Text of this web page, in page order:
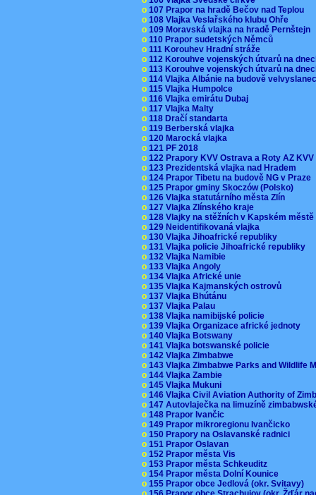
o 107 Prapor na hradě Bečov nad Teplou
o 108 Vlajka Veslařského klubu Ohře
o 109 Moravská vlajka na hradě Pernštejn
o 110 Prapor sudetských Němců
o 111 Korouhev Hradní stráže
o 112 Korouhve vojenských útvarů na
o 113 Korouhve vojenských útvarů na
o 114 Vlajka Albánie na budově
o 115 Vlajka Humpolce
o 116 Vlajka emirátu Dubaj
o 117 Vlajka Malty
o 118 Dračí standarta
o 119 Berberská vlajka
o 120 Marocká vlajka
o 121 PF 2018
o 122 Prapory KVV Ostrava a Roty AZ
o 123 Prezidentská vlajka nad Hradem
o 124 Prapor Tibetu na budově NG v Praze
o 125 Prapor gminy Skoczów (Polsko)
o 126 Vlajka statutárního města Zlín
o 127 Vlajka Zlínského kraje
o 128 Vlajky na stěžních v Kapském
o 129 Neidentifikovaná vlajka
o 130 Vlajka Jihoafrické republiky
o 131 Vlajka policie Jihoafrické republiky
o 132 Vlajka Namibie
o 133 Vlajka Angoly
o 134 Vlajka Africké unie
o 135 Vlajka Kajmanských ostrovů
o 137 Vlajka Bhútánu
o 137 Vlajka Palau
o 138 Vlajka namibijské policie
o 139 Vlajka Organizace africké jednoty
o 140 Vlajka Botswany
o 141 Vlajka botswanské policie
o 142 Vlajka Zimbabwe
o 143 Vlajka Zimbabwe Parks and Wildlife
o 144 Vlajka Zambie
o 145 Vlajka Mukuni
o 146 Vlajka Civil Aviation Authority of
o 147 Autovlaječka na limuzíně
o 148 Prapor Ivančic
o 149 Prapor mikroregionu Ivančicko
o 150 Prapory na Oslavanské radnici
o 151 Prapor Oslavan
o 152 Prapor města Vis
o 153 Prapor města Schkeuditz
o 154 Prapor města Dolní Kounice
o 155 Prapor obce Jedlová (okr. Svitavy)